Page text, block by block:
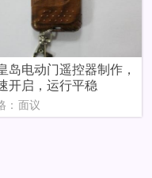
岛电动门遥控器制作，
开启，运行平稳
：面议